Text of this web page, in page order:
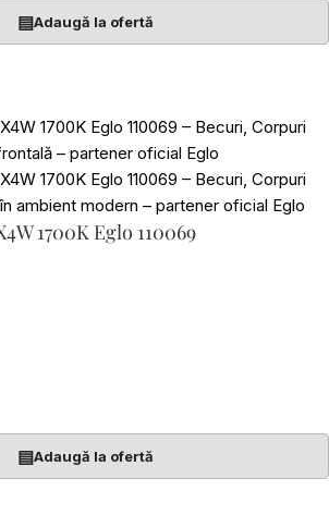
▤Adaugă la ofertă
1700K Eglo 110069
▤Adaugă la ofertă